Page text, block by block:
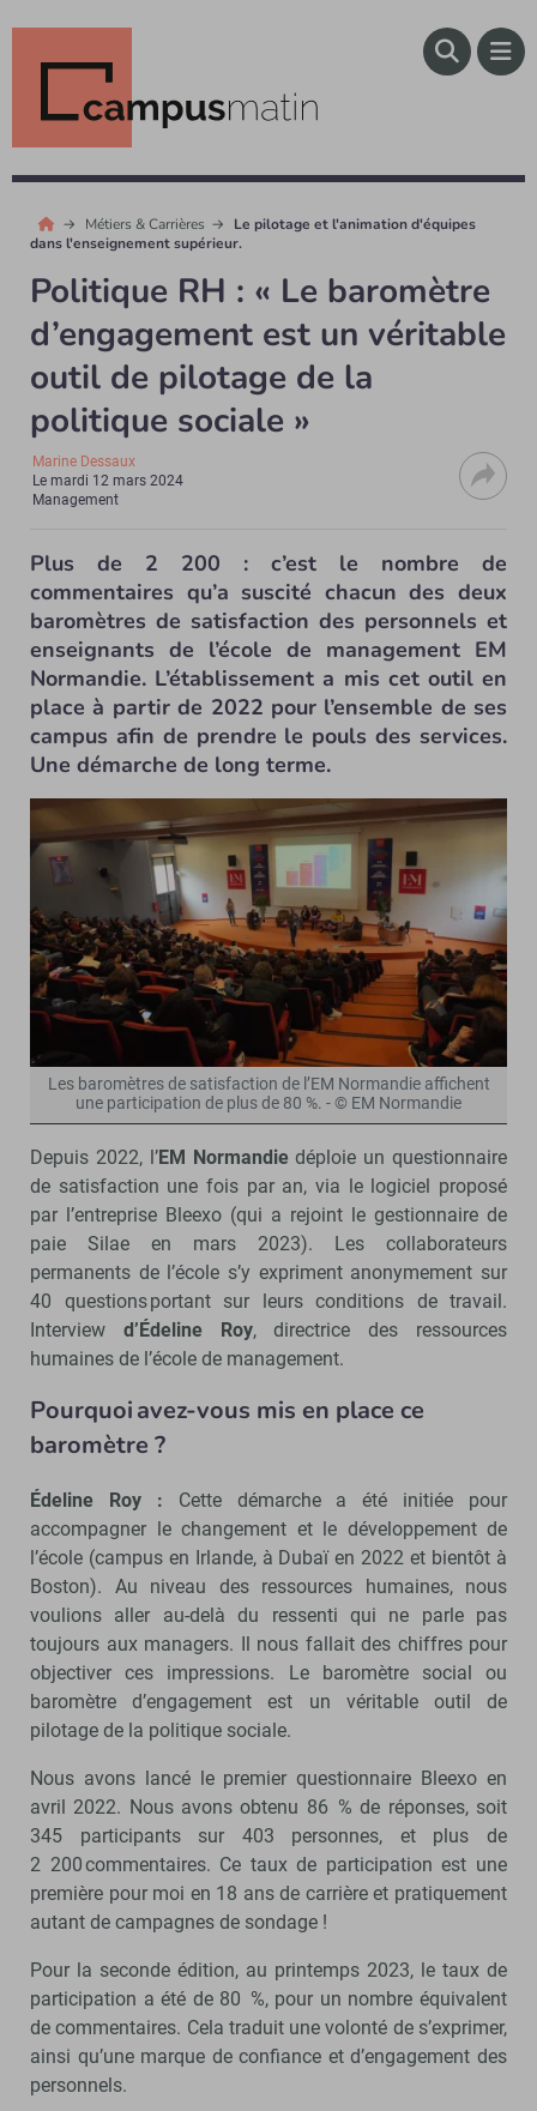
Métiers & Carrières
Le pilotage et l'animation d'équipes
dans l'enseignement supérieur.
Politique RH : « Le baromètre
d’engagement est un véritable
outil de pilotage de la
politique sociale »
Marine Dessaux
Lemardi 12 mars 2024
Management
Plus de 2 200 : c’est le nombre de
commentaires qu’a suscité chacun des deux
baromètres de satisfaction des personnels et
enseignants de l’école de management EM
Normandie. L’établissement a mis cet outil en
place à partir de 2022 pour l’ensemble de ses
campus afin de prendre le pouls des services.
Une démarche de long terme.
Les baromètres de satisfaction de l’EM Normandie affichent
une participation de plus de 80 %. - © EM Normandie
Depuis 2022, l’EM Normandiedéploie un questionnaire
de satisfaction une fois par an, via le logiciel proposé
par l’entreprise Bleexo (qui a rejoint le gestionnaire de
paie Silae en mars 2023). Les collaborateurs
permanents de l’école s’y expriment anonymement sur
40 questions portant sur leurs conditions de travail.
Interview d’Édeline Roy, directrice des ressources
humaines de l’école de management.
Pourquoi avez-vous mis en place ce
baromètre ?
Édeline Roy : Cette démarche a été initiée pour
accompagner le changement et le développement de
l’école (campus en Irlande, à Dubaï en 2022 et bientôt à
Boston). Au niveau des ressources humaines, nous
voulions aller au-delà du ressenti qui ne parle pas
toujours aux managers. Il nous fallait des chiffres pour
objectiver ces impressions. Le baromètre social ou
baromètre d’engagement est un véritable outil de
pilotage de la politique sociale.
Nous avons lancé le premier questionnaire Bleexo en
avril 2022. Nous avons obtenu 86 % de réponses, soit
345 participants sur 403 personnes, et plus de
2 200 commentaires. Ce taux de participation est une
première pour moi en 18 ans de carrière et pratiquement
autant de campagnes de sondage !
Pour la seconde édition, au printemps 2023, le taux de
participation a été de 80 %, pour un nombre équivalent
de commentaires. Cela traduit une volonté de s’exprimer,
ainsi qu’une marque de confiance et d’engagement des
personnels.